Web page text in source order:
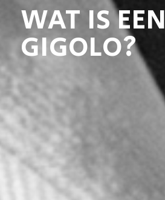
WAT IS EEN
GIGOLO?